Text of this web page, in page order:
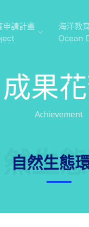
申請計畫
海洋教
Ocean
成果
Achievement
然生態
自然生態